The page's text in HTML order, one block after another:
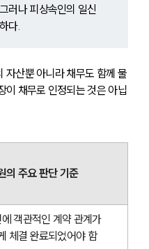
러나 피상속인의 일신
다.
자산뿐 아니라 채무도 함께 물
이 채무로 인정되는 것은 아닙
의 주요 판단 기준
객관적인 계약 관계가
체결 완료되었어야 함